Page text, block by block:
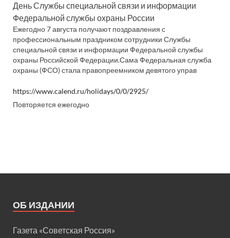
День Службы специальной связи и информации
Федеральной службы охраны России
Ежегодно 7 августа получают поздравления с
профессиональным праздником сотрудники Службы
специальной связи и информации Федеральной службы
охраны Российской Федерации.Сама Федеральная служба
охраны (ФСО) стала правопреемником девятого управ
https://www.calend.ru/holidays/0/0/2925/
Повторяется ежегодно
ОБ ИЗДАНИИ
Газета «Советская Россия»